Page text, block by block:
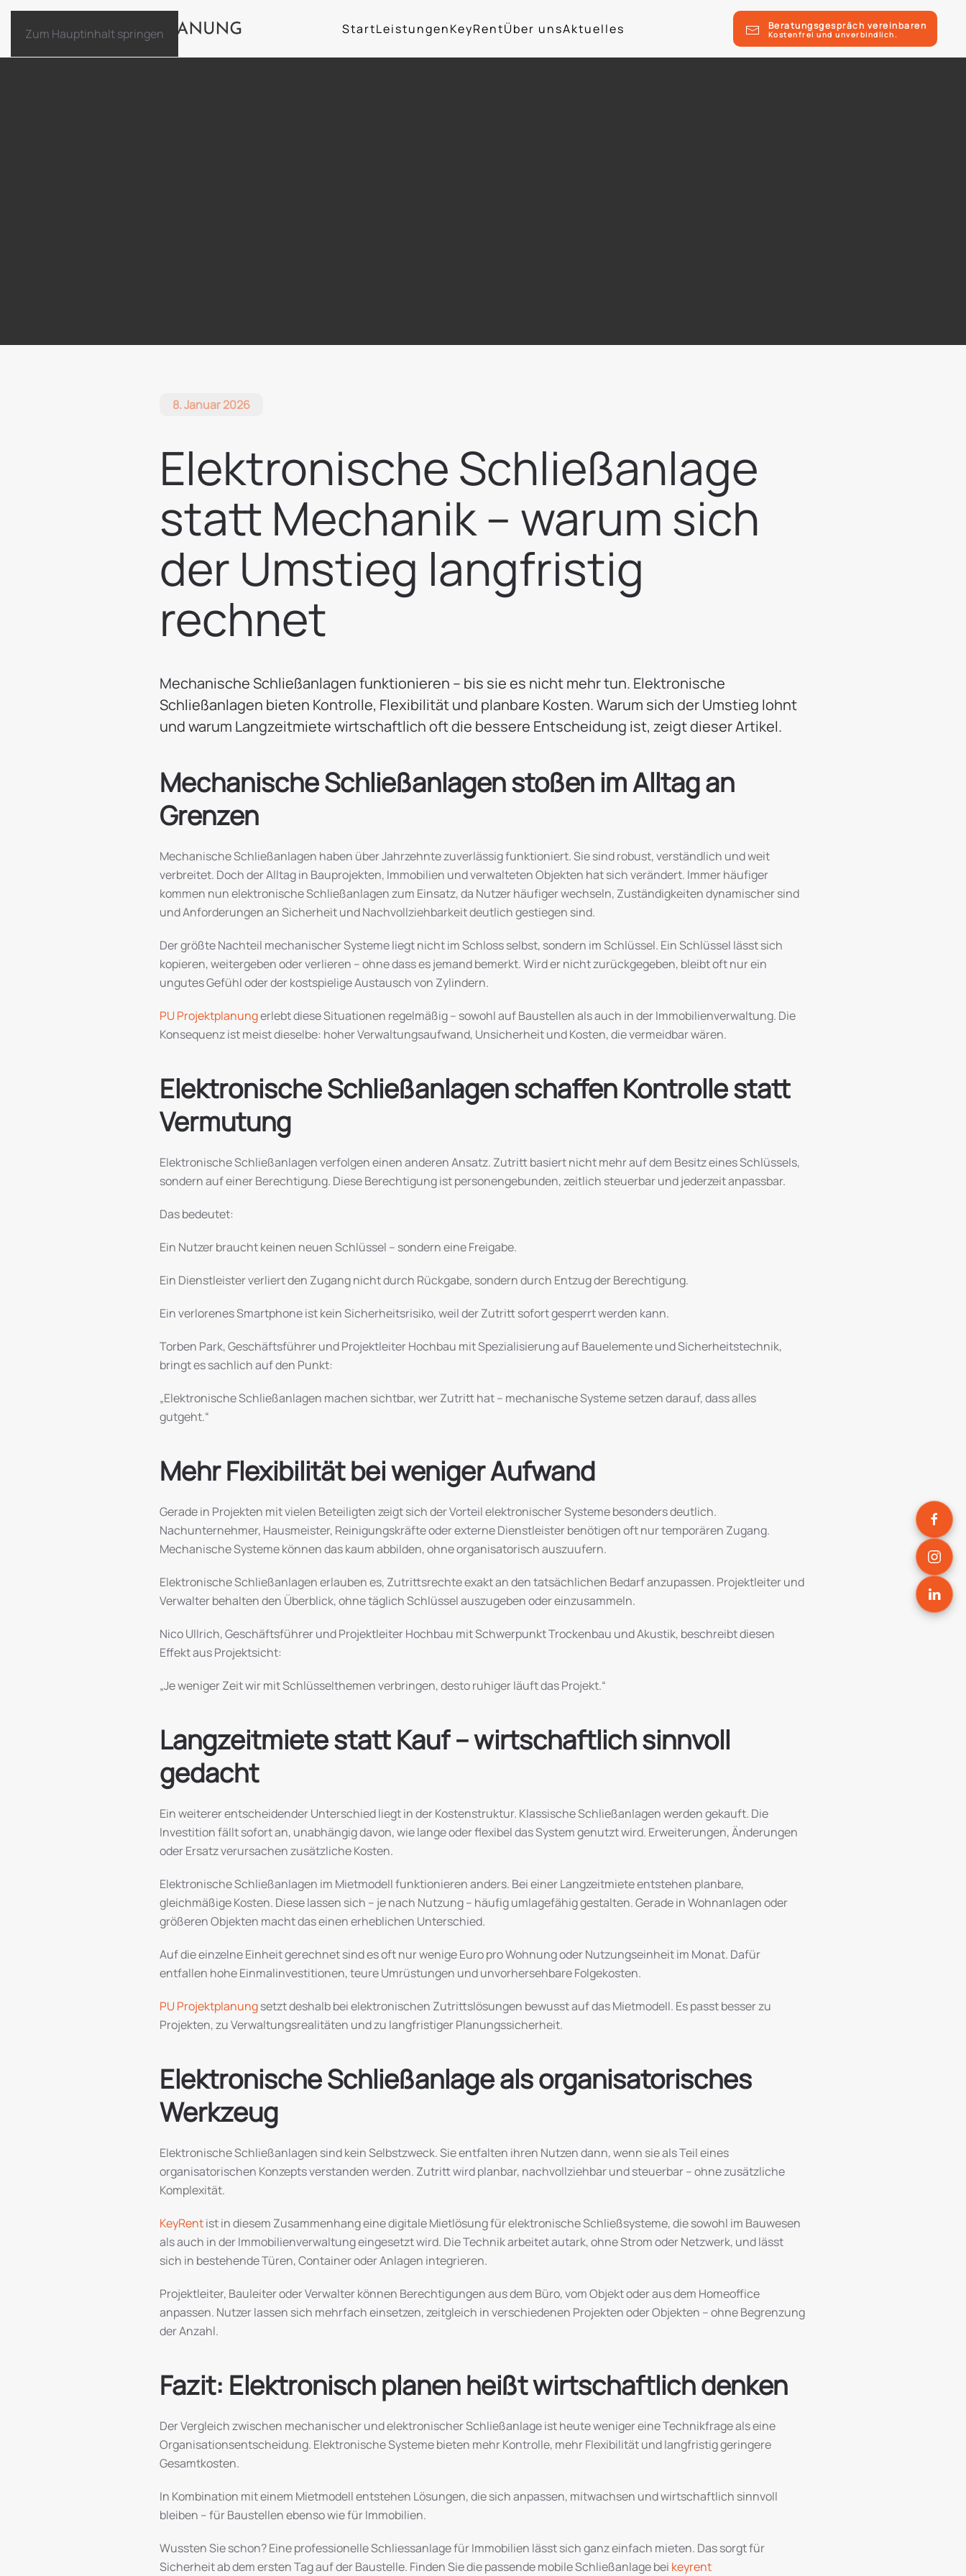
Zum Hauptinhalt springen StartLeistungenKeyRentÜber unsAktuelles Beratungsgespräch vereinbaren
Kostenfrei und unverbindlich.
8. Januar 2026
Elektronische Schließanlage
statt Mechanik – warum sich
der Umstieg langfristig
rechnet
Mechanische Schließanlagen funktionieren – bis sie es nicht mehr tun. Elektronische
Schließanlagen bieten Kontrolle, Flexibilität und planbare Kosten. Warum sich der Umstieg lohnt
und warum Langzeitmiete wirtschaftlich oft die bessere Entscheidung ist, zeigt dieser Artikel.
Mechanische Schließanlagen stoßen im Alltag an
Grenzen
Mechanische Schließanlagen haben über Jahrzehnte zuverlässig funktioniert. Sie sind robust, verständlich und weit
verbreitet. Doch der Alltag in Bauprojekten, Immobilien und verwalteten Objekten hat sich verändert. Immer häufiger
kommen nun elektronische Schließanlagen zum Einsatz, da Nutzer häufiger wechseln, Zuständigkeiten dynamischer sind
und Anforderungen an Sicherheit und Nachvollziehbarkeit deutlich gestiegen sind.
Der größte Nachteil mechanischer Systeme liegt nicht im Schloss selbst, sondern im Schlüssel. Ein Schlüssel lässt sich
kopieren, weitergeben oder verlieren – ohne dass es jemand bemerkt. Wird er nicht zurückgegeben, bleibt oft nur ein
ungutes Gefühl oder der kostspielige Austausch von Zylindern.
PU Projektplanungerlebt diese Situationen regelmäßig – sowohl auf Baustellen als auch in der Immobilienverwaltung. Die
Konsequenz ist meist dieselbe: hoher Verwaltungsaufwand, Unsicherheit und Kosten, die vermeidbar wären.
Elektronische Schließanlagen schaffen Kontrolle statt
Vermutung
Elektronische Schließanlagen verfolgen einen anderen Ansatz. Zutritt basiert nicht mehr auf dem Besitz eines Schlüssels,
sondern auf einer Berechtigung. Diese Berechtigung ist personengebunden, zeitlich steuerbar und jederzeit anpassbar.
Das bedeutet:
Ein Nutzer braucht keinen neuen Schlüssel – sondern eine Freigabe.
Ein Dienstleister verliert den Zugang nicht durch Rückgabe, sondern durch Entzug der Berechtigung.
Ein verlorenes Smartphone ist kein Sicherheitsrisiko, weil der Zutritt sofort gesperrt werden kann.
Torben Park, Geschäftsführer und Projektleiter Hochbau mit Spezialisierung auf Bauelemente und Sicherheitstechnik,
bringt es sachlich auf den Punkt:
„Elektronische Schließanlagen machen sichtbar, wer Zutritt hat – mechanische Systeme setzen darauf, dass alles
gutgeht.“
Mehr Flexibilität bei weniger Aufwand
Gerade in Projekten mit vielen Beteiligten zeigt sich der Vorteil elektronischer Systeme besonders deutlich.
Nachunternehmer, Hausmeister, Reinigungskräfte oder externe Dienstleister benötigen oft nur temporären Zugang.
Mechanische Systeme können das kaum abbilden, ohne organisatorisch auszuufern.
Elektronische Schließanlagen erlauben es, Zutrittsrechte exakt an den tatsächlichen Bedarf anzupassen. Projektleiter und
Verwalter behalten den Überblick, ohne täglich Schlüssel auszugeben oder einzusammeln.
Nico Ullrich, Geschäftsführer und Projektleiter Hochbau mit Schwerpunkt Trockenbau und Akustik, beschreibt diesen
Effekt aus Projektsicht:
„Je weniger Zeit wir mit Schlüsselthemen verbringen, desto ruhiger läuft das Projekt.“
Langzeitmiete statt Kauf – wirtschaftlich sinnvoll
gedacht
Ein weiterer entscheidender Unterschied liegt in der Kostenstruktur. Klassische Schließanlagen werden gekauft. Die
Investition fällt sofort an, unabhängig davon, wie lange oder flexibel das System genutzt wird. Erweiterungen, Änderungen
oder Ersatz verursachen zusätzliche Kosten.
Elektronische Schließanlagen im Mietmodell funktionieren anders. Bei einer Langzeitmiete entstehen planbare,
gleichmäßige Kosten. Diese lassen sich – je nach Nutzung – häufig umlagefähig gestalten. Gerade in Wohnanlagen oder
größeren Objekten macht das einen erheblichen Unterschied.
Auf die einzelne Einheit gerechnet sind es oft nur wenige Euro pro Wohnung oder Nutzungseinheit im Monat. Dafür
entfallen hohe Einmalinvestitionen, teure Umrüstungen und unvorhersehbare Folgekosten.
PU Projektplanungsetzt deshalb bei elektronischen Zutrittslösungen bewusst auf das Mietmodell. Es passt besser zu
Projekten, zu Verwaltungsrealitäten und zu langfristiger Planungssicherheit.
Elektronische Schließanlage als organisatorisches
Werkzeug
Elektronische Schließanlagen sind kein Selbstzweck. Sie entfalten ihren Nutzen dann, wenn sie als Teil eines
organisatorischen Konzepts verstanden werden. Zutritt wird planbar, nachvollziehbar und steuerbar – ohne zusätzliche
Komplexität.
KeyRentist in diesem Zusammenhang eine digitale Mietlösung für elektronische Schließsysteme, die sowohl im Bauwesen
als auch in der Immobilienverwaltung eingesetzt wird. Die Technik arbeitet autark, ohne Strom oder Netzwerk, und lässt
sich in bestehende Türen, Container oder Anlagen integrieren.
Projektleiter, Bauleiter oder Verwalter können Berechtigungen aus dem Büro, vom Objekt oder aus dem Homeoffice
anpassen. Nutzer lassen sich mehrfach einsetzen, zeitgleich in verschiedenen Projekten oder Objekten – ohne Begrenzung
der Anzahl.
Fazit: Elektronisch planen heißt wirtschaftlich denken
Der Vergleich zwischen mechanischer und elektronischer Schließanlage ist heute weniger eine Technikfrage als eine
Organisationsentscheidung. Elektronische Systeme bieten mehr Kontrolle, mehr Flexibilität und langfristig geringere
Gesamtkosten.
In Kombination mit einem Mietmodell entstehen Lösungen, die sich anpassen, mitwachsen und wirtschaftlich sinnvoll
bleiben – für Baustellen ebenso wie für Immobilien.
Wussten Sie schon? Eine professionelle Schliessanlage für Immobilien lässt sich ganz einfach mieten. Das sorgt für
Sicherheit ab dem ersten Tag auf der Baustelle. Finden Sie die passende mobile Schließanlage bei keyrent